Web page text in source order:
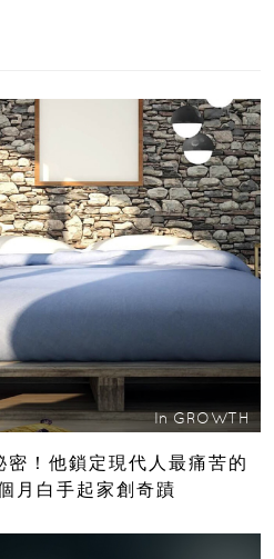
In GROWTH
！他鎖定現代人最痛苦的
月白手起家創奇蹟